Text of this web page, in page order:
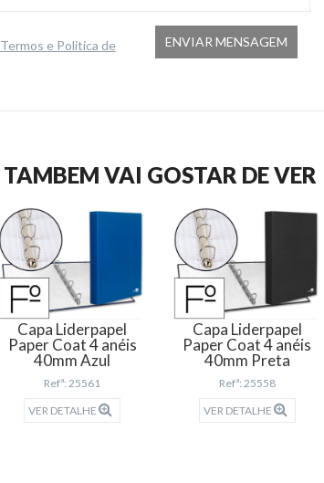
Termos e Politica de
TAMBÉM VAI GOSTAR DE VER
Capa Liderpapel
Paper Coat 4 anéis
40mm Azul
Refª: 25561
VER DETALHE
Capa Liderpapel
Paper Coat 4 anéis
40mm Preta
Refª: 25558
VER DETALHE